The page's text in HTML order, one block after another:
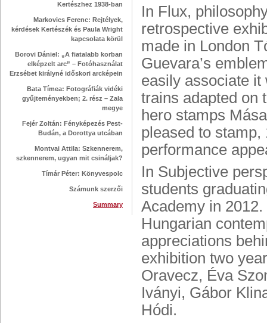
Kertészhez 1938-ban
Markovics Ferenc: Rejtélyek,
kérdések Kertészék és Paula Wright
kapcsolata körül
Borovi Dániel: „A fiatalabb korban
elképzelt arc” – Fotóhasználat
Erzsébet királyné időskori arcképein
Bata Tímea: Fotográfiák vidéki
gyűjteményekben; 2. rész – Zala
megye
Fejér Zoltán: Fényképezés Pest-
Budán, a Dorottya utcában
Montvai Attila: Szkennerem,
szkennerem, ugyan mit csináljak?
Tímár Péter: Könyvespolc
Számunk szerzői
Summary
In Flux,
retrospective
made in London
Guevara’s
easily associate it
trains adapted on
hero stamps
pleased to
performance
In Subjective
students
Academy in
Hungarian
appreciations
exhibition two
Oravecz, Éva
Iványi, Gábor
Hódi.